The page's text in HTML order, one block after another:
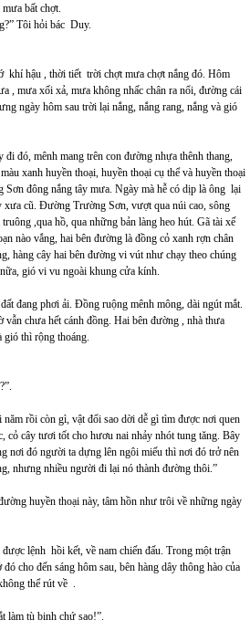
bất chợt.
Tôi hỏi bác Duy.
khí hậu , thời tiết trời chợt mưa chợt nắng đó. Hôm
, mưa xối xả, mưa không nhấc chân ra nổi, đường cái
ngày hôm sau trời lại nắng, nắng rang, nắng và gió
đó, mênh mang trên con đường nhựa thênh thang,
xanh huyền thoại, huyền thoại cụ thể và huyền thoại
đông nắng tây mưa. Ngày mà hễ có dịp là ông lại
xưa cũ. Đường Trường Sơn, vượt qua núi cao, sông
,qua hồ, qua những bản làng heo hút. Gã tài xế
nào vắng, hai bên đường là đồng cỏ xanh rợn chân
hàng cây hai bên đường vi vút như chạy theo chúng
gió vi vu ngoài khung cửa kính.
đang phơi ải. Đồng ruộng mênh mông, dài ngút mắt.
chưa hết cánh đồng. Hai bên đường , nhà thưa
gió thì rộng thoáng.
rồi còn gì, vật đổi sao dời dễ gì tìm được nơi quen
cỏ cây tươi tốt cho hươu nai nhảy nhót tung tăng. Bây
nơi đó người ta dựng lên ngôi miếu thì nơi đó trở nên
nhưng nhiều người đi lại nó thành đường thôi.”
huyền thoại này, tâm hồn như trôi về những ngày
lệnh hồi kết, về nam chiến đấu. Trong một trận
cho đến sáng hôm sau, bên hàng dây thông hào của
thể rút về .
làm tù binh chứ sao!”.